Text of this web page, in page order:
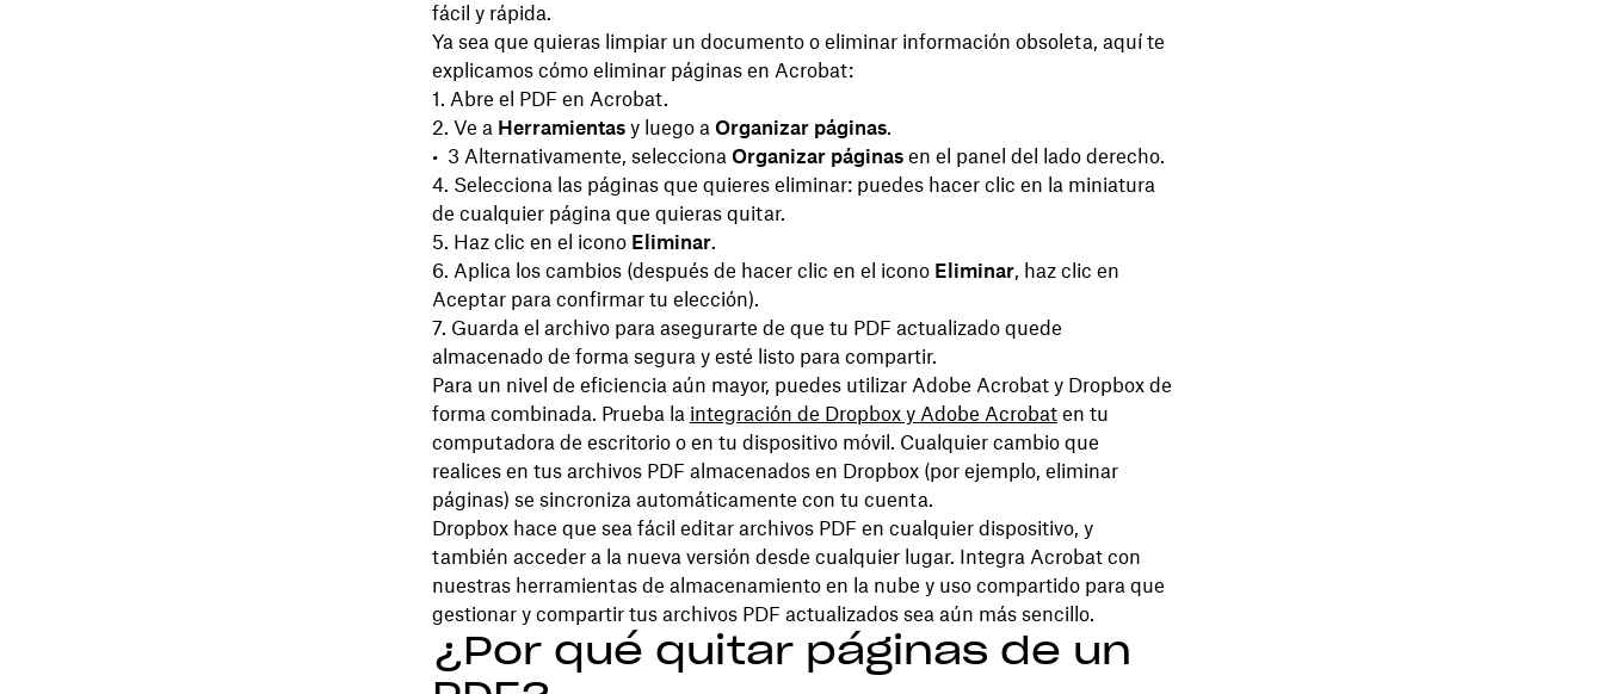
fácil y rápida.
Ya sea que quieras limpiar un documento o eliminar información obsoleta, aquí te
explicamos cómo eliminar páginas en Acrobat:
Abre el PDF en Acrobat.
Ve a Herramientasy luego a Organizar páginas.
Alternativamente, selecciona Organizar páginasen el panel del lado derecho.
Selecciona las páginas que quieres eliminar: puedes hacer clic en la miniatura
de cualquier página que quieras quitar.
Haz clic en el icono Eliminar.
Aplica los cambios (después de hacer clic en el icono Eliminar, haz clic en
Aceptar para confirmar tu elección).
Guarda el archivo para asegurarte de que tu PDF actualizado quede
almacenado de forma segura y esté listo para compartir.
Para un nivel de eficiencia aún mayor, puedes utilizar Adobe Acrobat y Dropbox de
forma combinada. Prueba la integración de Dropbox y Adobe Acrobaten tu
computadora de escritorio o en tu dispositivo móvil. Cualquier cambio que
realices en tus archivos PDF almacenados en Dropbox (por ejemplo, eliminar
páginas) se sincroniza automáticamente con tu cuenta.
Dropbox hace que sea fácil editar archivos PDF en cualquier dispositivo, y
también acceder a la nueva versión desde cualquier lugar. Integra Acrobat con
nuestras herramientas de almacenamiento en la nube y uso compartido para que
gestionar y compartir tus archivos PDF actualizados sea aún más sencillo.
¿Por qué quitar páginas de un